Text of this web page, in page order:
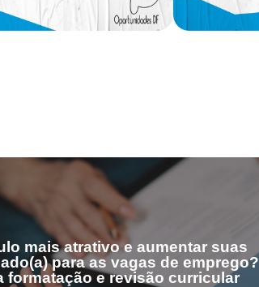
mais atrativo e aumentar suas
para as vagas de emprego?
formatação e revisão curricular